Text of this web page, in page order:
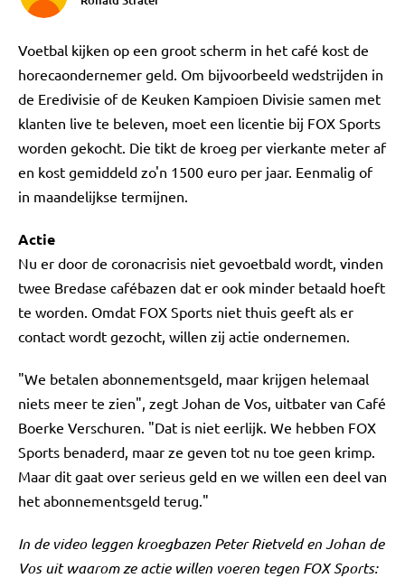
Voetbal kijken op een groot scherm in het café kost de
horecaondernemer geld. Om bijvoorbeeld wedstrijden in
de Eredivisie of de Keuken Kampioen Divisie samen met
klanten live te beleven, moet een licentie bij FOX Sports
worden gekocht. Die tikt de kroeg per vierkante meter af
en kost gemiddeld zo'n 1500 euro per jaar. Eenmalig of
in maandelijkse termijnen.
Actie
Nu er door de coronacrisis niet gevoetbald wordt, vinden
twee Bredase cafébazen dat er ook minder betaald hoeft
te worden. Omdat FOX Sports niet thuis geeft als er
contact wordt gezocht, willen zij actie ondernemen.
"We betalen abonnementsgeld, maar krijgen helemaal
niets meer te zien", zegt Johan de Vos, uitbater van Café
Boerke Verschuren. "Dat is niet eerlijk. We hebben FOX
Sports benaderd, maar ze geven tot nu toe geen krimp.
Maar dit gaat over serieus geld en we willen een deel van
het abonnementsgeld terug."
In de video leggen kroegbazen Peter Rietveld en Johan de
Vos uit waarom ze actie willen voeren tegen FOX Sports: